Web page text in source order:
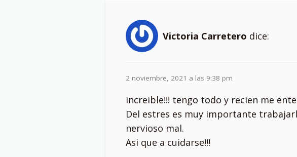
Victoria Carretero dice:
2 noviembre, 2021 a las 9:38 pm
increible!!! tengo todo y recien me
Del estres es muy importante
nervioso mal.
Asi que a cuidarse!!!